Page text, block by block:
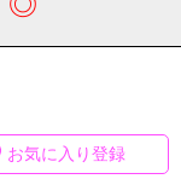
お気に入り登録